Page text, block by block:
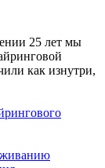
25 лет мы
как изнутри,